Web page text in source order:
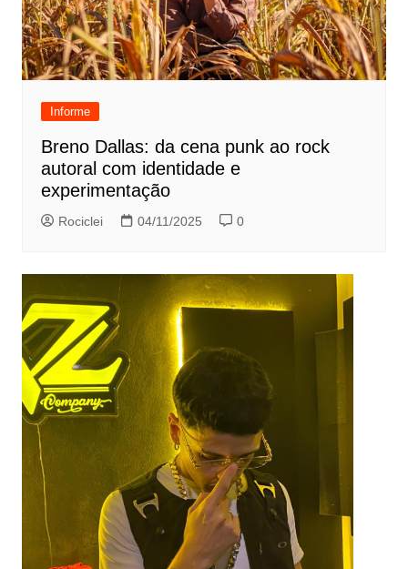
Informe
Breno Dallas: da cena punk ao rock
autoral com identidade e
experimentação
Rociclei 04/11/2025 0